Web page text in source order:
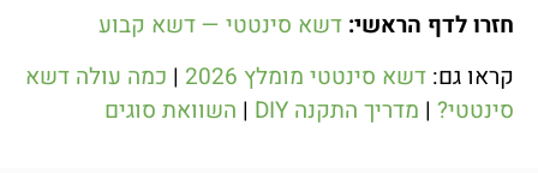
חזרו לדף הראשי: דשא סינטטי — דשא קבוע
קראו גם: דשא סינטטי מומלץ 2026 | כמה עולה דשא
סינטטי? | מדריך התקנה DIY | השוואת סוגים